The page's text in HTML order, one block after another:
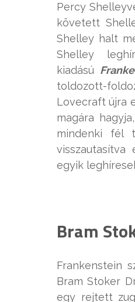
Percy
követett
Shelley halt
Shelley
kiadású
toldozott-
Lovecraft újra
magára
mindenki fél
egyik
Bram
Frankenstein
Bram Stoker
egy rejtett